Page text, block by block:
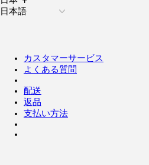
日本語
カスタマーサービス
よくある質問
配送
返品
支払い方法